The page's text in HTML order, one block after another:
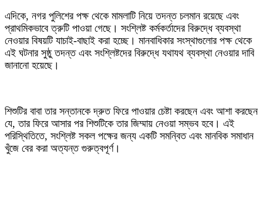
‎এদিকে, নগর পুলিশের পক্ষ থেকে মামলাটি নিয়ে তদন্ত চলমান রয়েছে এবং
প্রাথমিকভাবে ত্রুটি পাওয়া গেছে। সংশ্লিষ্ট কর্মকর্তাদের বিরুদ্ধে ব্যবস্থা
নেওয়ার বিষয়টি যাচাই-বাছাই করা হচ্ছে। মানবাধিকার সংস্থাগুলোর পক্ষ থেকে
এই ঘটনার সুষ্ঠু তদন্ত এবং সংশ্লিষ্টদের বিরুদ্ধে যথাযথ ব্যবস্থা নেওয়ার দাবি
জানানো হয়েছে।
‎শিশুটির বাবা তার সন্তানকে দ্রুত ফিরে পাওয়ার চেষ্টা করছেন এবং আশা করছেন
যে, তার ফিরে আসার পর শিশুটিকে তার জিম্মায় নেওয়া সম্ভব হবে। এই
পরিস্থিতিতে, সংশ্লিষ্ট সকল পক্ষের জন্য একটি সমন্বিত এবং মানবিক সমাধান
খুঁজে বের করা অত্যন্ত গুরুত্বপূর্ণ।